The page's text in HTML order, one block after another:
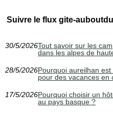
Suivre le flux gite-
30/5/2026Tout savoir sur les
dans les alpes de
28/5/2026Pourquoi aureilhan
pour des vacances en
17/5/2026Pourquoi choisir un
au pays basque ?